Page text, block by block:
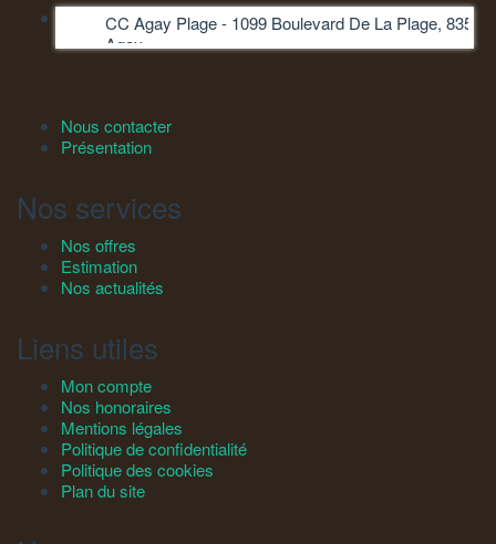
CC Agay Plage - 1099 Boulevard De La Plage, 83530
Agay
Nous contacter
Présentation
Nos services
Nos offres
Estimation
Nos actualités
Liens utiles
Mon compte
Nos honoraires
Mentions légales
Politique de confidentialité
Politique des cookies
Plan du site